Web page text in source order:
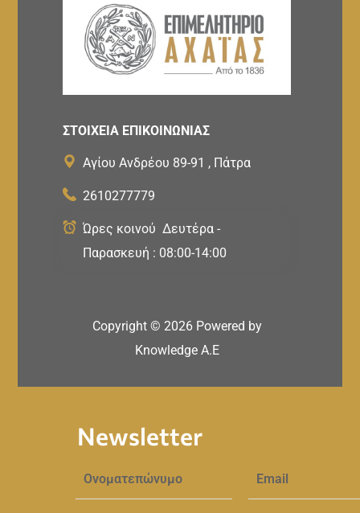
ΣΤΟΙΧΕΙΑ ΕΠΙΚΟΙΝΩΝΙΑΣ
Αγίου Ανδρέου 89-91 , Πάτρα
2610277779
Ώρες κοινού Δευτέρα -
Παρασκευή : 08:00-14:00
Copyright © 2026 Powered by
Knowledge A.E
Newsletter